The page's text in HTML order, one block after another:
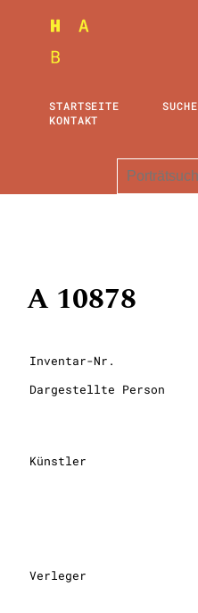
STARTSEITE SUCHE
KONTAKT
A 10878
Inventar-Nr.
Dargestellte Person
Künstler
Verleger